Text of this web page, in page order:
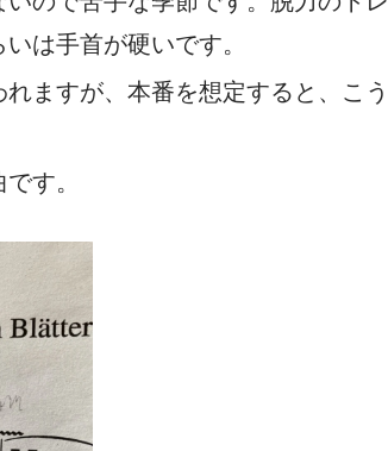
は手首が硬いです。
ますが、本番を想定すると、こう
す。